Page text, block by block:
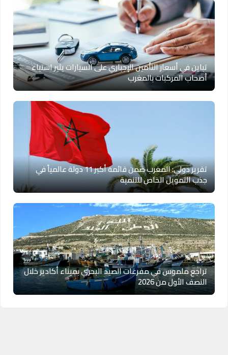
تباين في أسعار التأمين الإجباري على السيارات يثير استياء
أصحاب المركبات بالمغرب
تقرير دولي: المغرب ضمن قائمة أكبر 11 دولة عالمياً في
جذب التمويل الخاص للتنمية
تراجع ملموس في مفرغات الصيد البحري بميناء أكادير خلال
النصف الأول من 2026